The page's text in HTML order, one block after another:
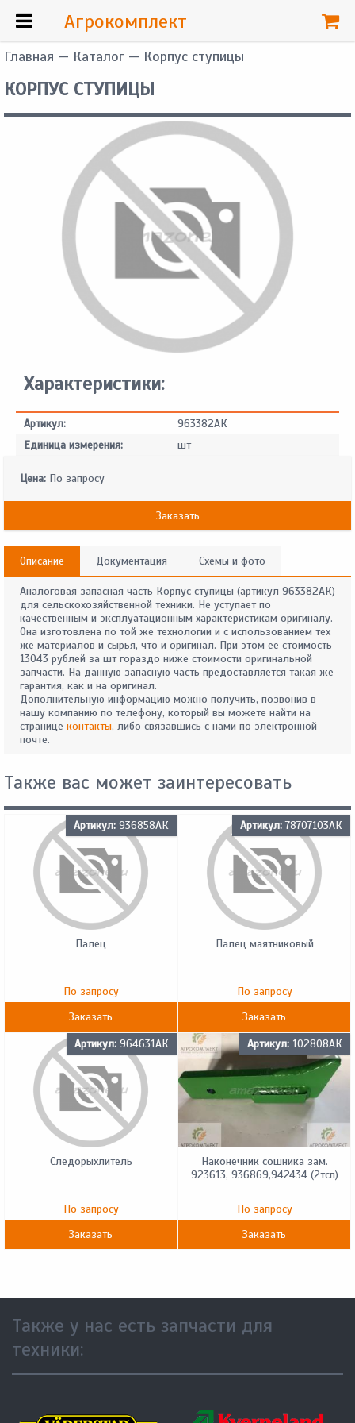
Главная — Каталог — Корпус ступицы
КОРПУС СТУПИЦЫ
Характеристики:
Артикул:
963382АК
Единица измерения:
шт
Цена: По запросу
Заказать
Описание Документация Схемы и фото
Аналоговая запасная часть Корпус ступицы (артикул 963382АК)
для сельскохозяйственной техники. Не уступает по
качественным и эксплуатационным характеристикам оригиналу.
Она изготовлена по той же технологии и с использованием тех
же материалов и сырья, что и оригинал. При этом ее стоимость
13043 рублей за шт гораздо ниже стоимости оригинальной
запчасти. На данную запасную часть предоставляется такая же
гарантия, как и на оригинал.
Дополнительную информацию можно получить, позвонив в
нашу компанию по телефону, который вы можете найти на
странице контакты, либо связавшись с нами по электронной
почте.
Также вас может заинтересовать
Артикул: 936858АК
Палец
По запросу
Заказать
Артикул:78707103АК
Палец маятниковый
По запросу
Заказать
Артикул: 964631АК
Следорыхлитель
По запросу
Заказать
Артикул: 102808АК
Наконечник сошника зам.
923613, 936869,942434 (2тсп)
По запросу
Заказать
Также у нас есть запчасти для
техники:
Агрокомплект